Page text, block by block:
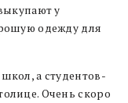
у
одежду для
а студентов-
Очень скоро